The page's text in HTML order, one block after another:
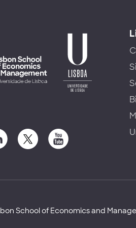
School of Economics and